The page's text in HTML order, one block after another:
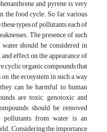
and pyrene is very
the food cycle. So far, various
types of pollutants, each of
The presence of such
should be considered in
effect on the appearance of
cyclic organic compounds that
the ecosystem in such a way
can be harmful to human
are toxic, genotoxic and
should be removed
from water is an
Considering the importance